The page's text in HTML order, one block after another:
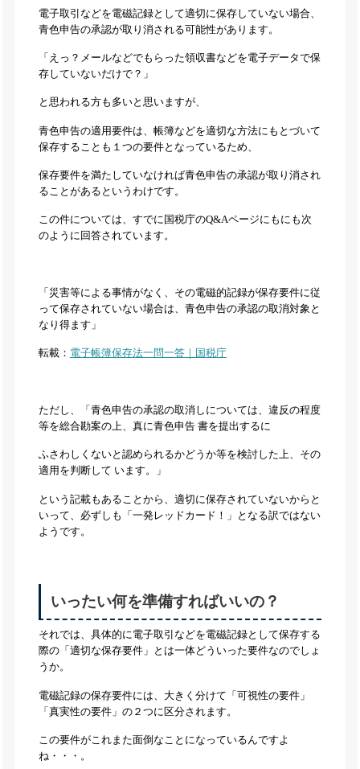
電子取引などを電磁記録として適切に保存していない場合、
青色申告の承認が取り消される可能性があります。
「えっ？メールなどでもらった領収書などを電子データで保
存していないだけで？」
と思われる方も多いと思いますが、
青色申告の適用要件は、帳簿などを適切な方法にもとづいて
保存することも１つの要件となっているため、
保存要件を満たしていなければ青色申告の承認が取り消され
ることがあるというわけです。
この件については、すでに国税庁のQ&Aページにもにも次
のように回答されています。
「災害等による事情がなく、その電磁的記録が保存要件に従
って保存されていない場合は、青色申告の承認の取消対象と
なり得ます」
転載： 電子帳簿保存法一問一答｜国税庁
ただし、「青色申告の承認の取消しについては、違反の程度
等を総合勘案の上、真に青色申告 書を提出するに
ふさわしくないと認められるかどうか等を検討した上、その
適用を判断して います。」
という記載もあることから、適切に保存されていないからと
いって、必ずしも「一発レッドカード！」となる訳ではない
ようです。
いったい何を準備すればいいの？
それでは、具体的に電子取引などを電磁記録として保存する
際の「適切な保存要件」とは一体どういった要件なのでしょ
うか。
電磁記録の保存要件には、大きく分けて「可視性の要件」
「真実性の要件」の２つに区分されます。
この要件がこれまた面倒なことになっているんですよ
ね・・・。